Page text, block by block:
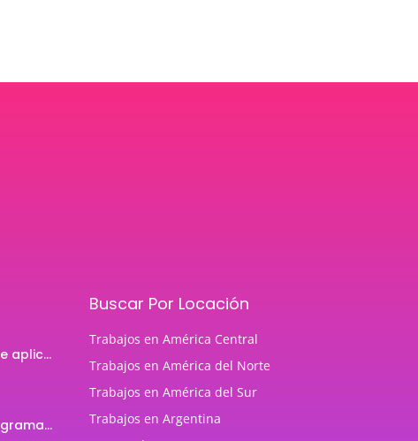
Programador de aplicaciones Android
Profesor de Programación Java
Buscar Por Locación
Trabajos en América Central
Trabajos en América del Norte
Trabajos en América del Sur
Trabajos en Argentina